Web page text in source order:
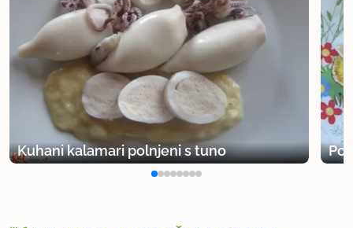
Kuhani kalamari polnjeni s tuno